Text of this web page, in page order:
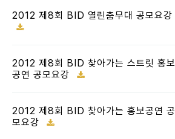
2012 제8회 BID 열린춤무대 공모요강
2012 제8회 BID 찾아가는 스트릿 홍보
공연 공모요강
2012 제8회 BID 찾아가는 홍보공연 공
모요강